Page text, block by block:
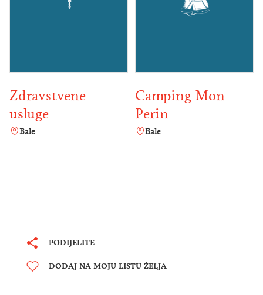
Zdravstvene
usluge
Bale
Camping Mon
Perin
Bale
PODIJELITE
DODAJ NA MOJU LISTU ŽELJA